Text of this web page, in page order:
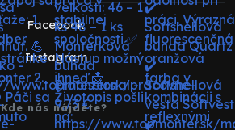
Facebook
Instagram
Kde nás nájdete?